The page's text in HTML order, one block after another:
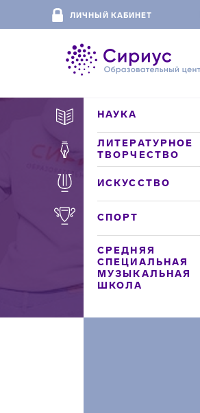
ЛИЧНЫЙ КАБИНЕТ
НАУКА
ЛИТЕРАТУРНОЕ
ТВОРЧЕСТВО
ИСКУССТВО
СПОРТ
СРЕДНЯЯ
СПЕЦИАЛЬНАЯ
МУЗЫКАЛЬНАЯ
ШКОЛА